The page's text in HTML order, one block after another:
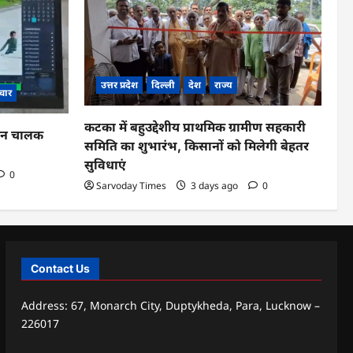
चालक
0
उत्तर प्रदेश दिल्ली देश राज्य
कटका में बहुउद्देशीय प्राथमिक ग्रामीण सहकारी
समिति का शुभारंभ, किसानों को मिलेगी बेहतर
सुविधाएं
Sarvoday Times 3 days ago 0
Contact Us
Address: 67, Monarch City, Duptykheda, Para, Lucknow –
226017